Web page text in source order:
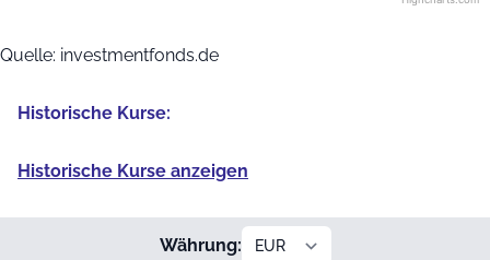
Quelle: investmentfonds.de
Historische Kurse:
Historische Kurse anzeigen
Währung: